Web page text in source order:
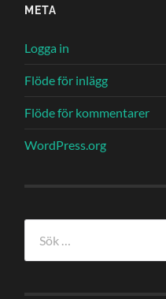
META
Logga in
Flöde för inlägg
Flöde för kommentarer
WordPress.org
efter: